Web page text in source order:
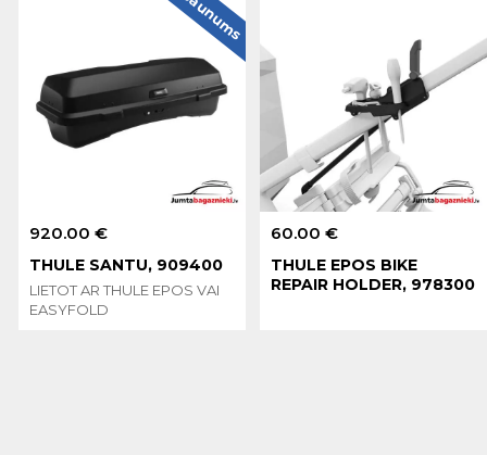
920.00 €
THULE SANTU, 909400
LIETOT AR THULE EPOS VAI
EASYFOLD
Jaunums
60.00 €
THULE EPOS BIKE
REPAIR HOLDER, 978300